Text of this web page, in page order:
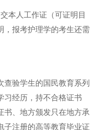
本人工作证（可证明目
，报考护理学的考生还需
验学生的国民教育系列
习经历，持不合格证书
书、地方颁发只在地方承
子注册的高等教育毕业证